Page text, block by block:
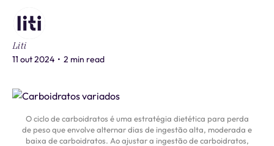
Liti
11 out 2024 • 2 min read
O ciclo de carboidratos é uma estratégia dietética para perda
de peso que envolve alternar dias de ingestão alta, moderada e
baixa de carboidratos. Ao ajustar a ingestão de carboidratos,